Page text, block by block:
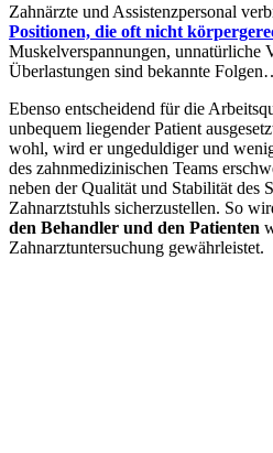
Zahnärzte und Assistenzpersonal
Positionen, die oft nicht
Muskelverspannungen, unnatürliche
Überlastungen sind bekannte
Ebenso entscheidend für die
unbequem liegender Patient
wohl, wird er ungeduldiger und
des zahnmedizinischen Teams
neben der Qualität und Stabilität des
Zahnarztstuhls sicherzustellen. So
den Behandler und den Patienten
Zahnarztuntersuchung gewährleistet.